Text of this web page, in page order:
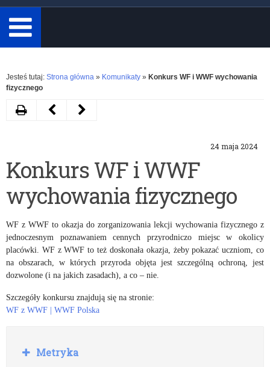
minimum
3
znaki.
Rozwiń
Jesteś tutaj: Strona główna » Komunikaty » Konkurs WF i WWF wychowania
fizycznego
24 maja 2024
Konkurs WF i WWF
wychowania fizycznego
WF z WWF to okazja do zorganizowania lekcji wychowania fizycznego z
jednoczesnym poznawaniem cennych przyrodniczo miejsc w okolicy
placówki. WF z WWF to też doskonała okazja, żeby pokazać uczniom, co
na obszarach, w których przyroda objęta jest szczególną ochroną, jest
dozwolone (i na jakich zasadach), a co – nie.
Szczegóły konkursu znajdują się na stronie:
WF z WWF | WWF Polska
DrukujNastępny
DZIKie
podwórka
szukamy
bezkręgowców!
Poprzedni
pn.
„Szkoła
dla
wszystkich”
R
o
Metryka